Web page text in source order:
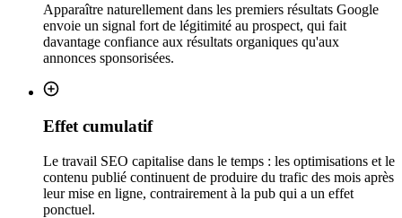
Apparaître naturellement dans les premiers résultats Google
envoie un signal fort de légitimité au prospect, qui fait
davantage confiance aux résultats organiques qu'aux
annonces sponsorisées.
Effet cumulatif
Le travail SEO capitalise dans le temps : les optimisations et le
contenu publié continuent de produire du trafic des mois après
leur mise en ligne, contrairement à la pub qui a un effet
ponctuel.